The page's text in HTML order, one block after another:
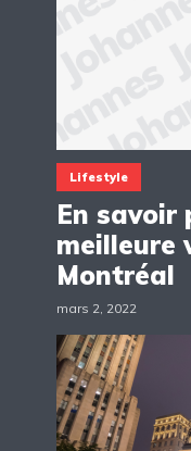
Lifestyle
En savoir
meilleure
Montréal
mars 2, 2022